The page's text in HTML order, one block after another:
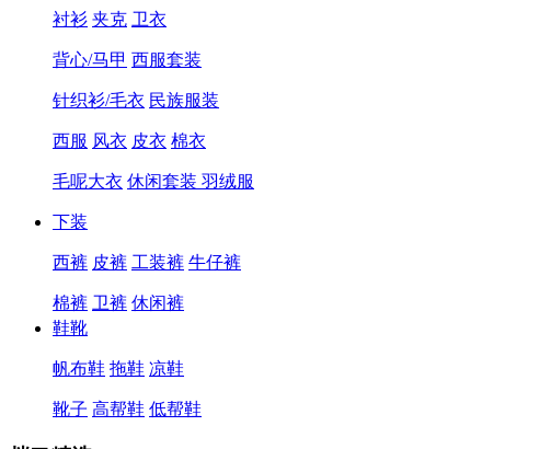
衬衫 夹克 卫衣
背心/马甲 西服套装
针织衫/毛衣 民族服装
西服 风衣 皮衣 棉衣
毛呢大衣 休闲套装 羽绒服
下装
西裤 皮裤 工装裤 牛仔裤
棉裤 卫裤 休闲裤
鞋靴
帆布鞋 拖鞋 凉鞋
靴子 高帮鞋 低帮鞋